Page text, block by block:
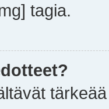
tagia.